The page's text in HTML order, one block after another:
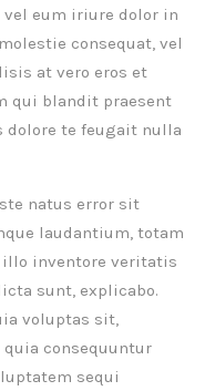
vel eum iriure dolor in
consequat, vel
at vero eros et
qui blandit praesent
te feugait nulla
natus error sit
laudantium, totam
illo inventore veritatis
sunt, explicabo.
voluptas sit,
consequuntur
sequi